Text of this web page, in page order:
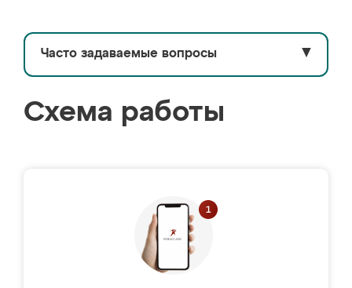
Часто задаваемые вопросы ▼
Схема работы